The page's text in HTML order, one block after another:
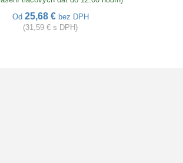
Od 25,68 € bez DPH
(31,59 € s DPH)